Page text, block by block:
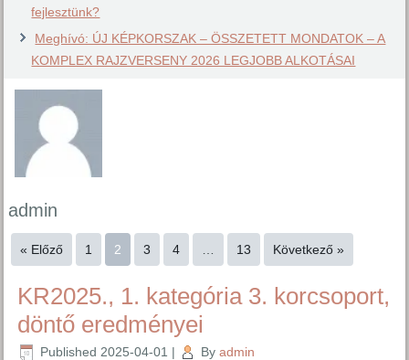
fejlesztünk?
Meghívó: ÚJ KÉPKORSZAK – ÖSSZETETT MONDATOK – A
KOMPLEX RAJZVERSENY 2026 LEGJOBB ALKOTÁSAI
admin
« Előző 1 2 3 4 13 Következő »
KR2025., 1. kategória 3. korcsoport,
döntő eredményei
Published 2025-04-01 | By admin